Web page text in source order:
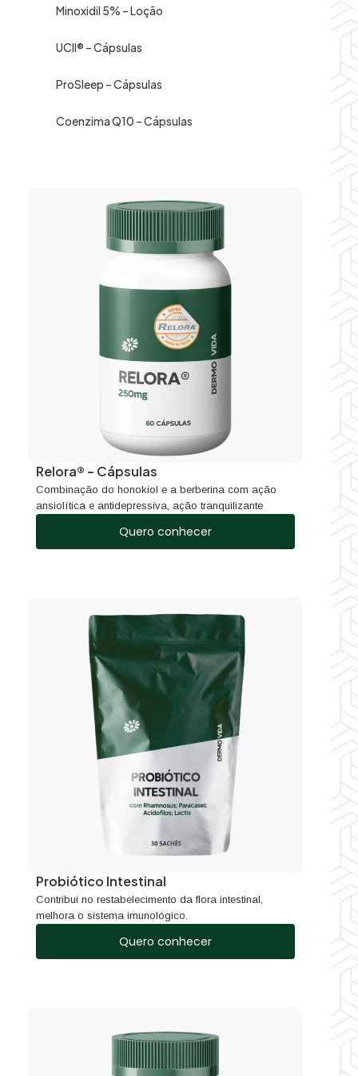
Minoxidil 5% – Loção
UCII® – Cápsulas
ProSleep – Cápsulas
Coenzima Q10 – Cápsulas
Relora® – Cápsulas
Combinação do honokiol e a berberina com ação
ansiolítica e antidepressiva, ação tranquilizante
Quero conhecer
Probiótico Intestinal
Contribui no restabelecimento da flora intestinal,
melhora o sistema imunológico.
Quero conhecer